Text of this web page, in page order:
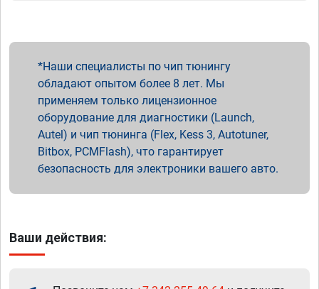
Наши специалисты по чип тюнингу
обладают опытом более 8 лет. Мы
применяем только лицензионное
оборудование для диагностики (Launch,
Autel) и чип тюнинга (Flex, Kess 3, Autotuner,
Bitbox, PCMFlash), что гарантирует
безопасность для электроники вашего авто.
Ваши действия: